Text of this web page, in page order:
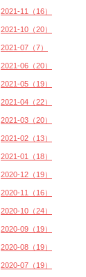
2021-11（16）
2021-10（20）
2021-07（7）
2021-06（20）
2021-05（19）
2021-04（22）
2021-03（20）
2021-02（13）
2021-01（18）
2020-12（19）
2020-11（16）
2020-10（24）
2020-09（19）
2020-08（19）
2020-07（19）